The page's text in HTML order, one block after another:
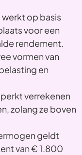
op basis
voor een
rendement.
vormen van
en
verrekenen
zolang ze boven
geldt
van € 1.800